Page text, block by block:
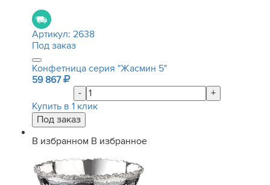
Артикул: 2638
Под заказ
Конфетница серия "Жасмин 5"
59 867
-
+
Купить в 1 клик
В избранном В избранное